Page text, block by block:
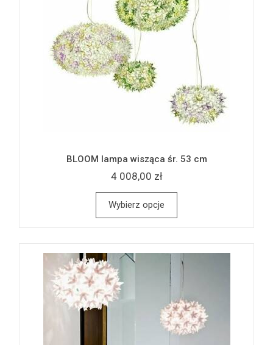
BLOOM lampa wisząca śr. 53 cm
4 008,00 zł
Wybierz opcje